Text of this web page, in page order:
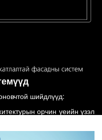
шийдлүүд:
орчин үеийн үзэл